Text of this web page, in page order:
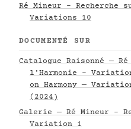
Ré Mineur - Recherche
Variations 10
DOCUMENTÉ SUR
Catalogue Raisonné —
l'Harmonie -
on Harmony —
(2024)
Galerie — Ré Mineur -
Variation 1